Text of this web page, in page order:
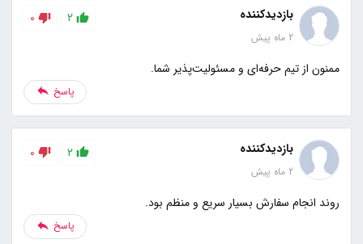
بازدیدکننده
2 ماه پیش
2
0
ممنون از تیم حرفه‌ای و مسئولیت‌پذیر شما.
پاسخ
بازدیدکننده
2 ماه پیش
2
0
روند انجام سفارش بسیار سریع و منظم بود.
پاسخ